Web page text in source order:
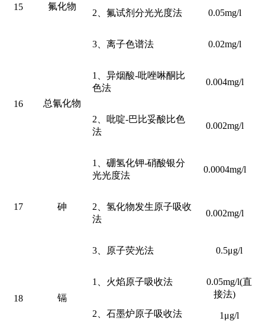
15 氟化物
2、氟试剂分光光度法 0.05mg/l
3、离子色谱法 0.02mg/l
16 总氰化物
1、异烟酸-吡唑啉酮比
色法
0.004mg/l
2、吡啶-巴比妥酸比色
法
0.002mg/l
17 砷
1、硼氢化钾-硝酸银分
光光度法
0.0004mg/l
2、氢化物发生原子吸收
法
0.002mg/l
3、原子荧光法 0.5μg/l
18 镉
1、火焰原子吸收法
0.05mg/l(直
接法)
1μg/l
2、石墨炉原子吸收法